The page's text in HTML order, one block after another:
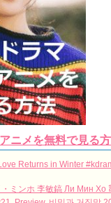
ニメを無料で見る
Returns in Winter
・ミンホ 李敏鎬 Ли Мин Хо